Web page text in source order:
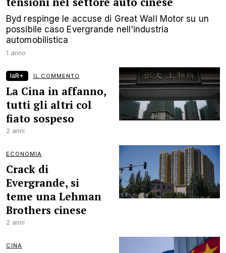
Byd respinge le accuse di Great Wall Motor su un
possibile caso Evergrande nell'industria
automobilistica
1 anno
laR+ IL COMMENTO
La Cina in affanno,
tutti gli altri col
fiato sospeso
2 anni
ECONOMIA
Crack di
Evergrande, si
teme una Lehman
Brothers cinese
2 anni
CINA